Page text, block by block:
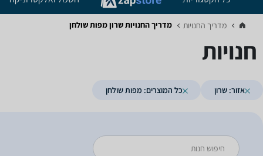
מדריך החנויות‏ מדריך החנויות ‏שרון ‏מפות שולחן
חנויות
אזור: שרון כל המוצרים: מפות שולחן